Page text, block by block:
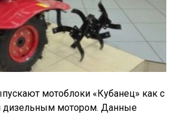
мотоблоки «Кубанец» как с
дизельным мотором. Данные